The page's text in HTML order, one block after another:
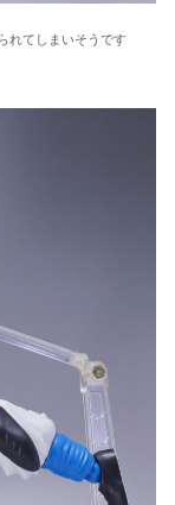
れてしまいそうです